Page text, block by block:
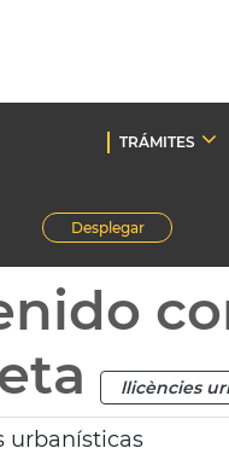
TRÁMITES
Desplegar
llicències
urbanísticas